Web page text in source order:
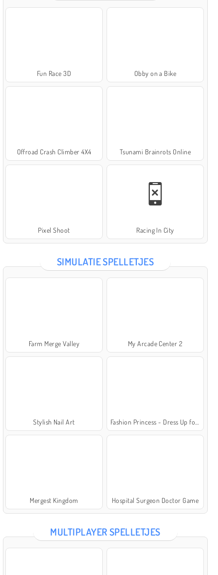
Fun Race 3D Obby on a Bike
Offroad Crash Climber 4X4 Tsunami Brainrots Online
Pixel Shoot Racing In City
SIMULATIE SPELLETJES
Farm Merge Valley My Arcade Center 2
Stylish Nail Art
Mergest Kingdom Hospital Surgeon Doctor Game
MULTIPLAYER SPELLETJES